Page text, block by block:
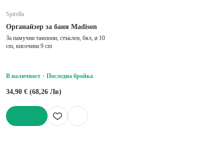
Spirella
Органайзер за баня Madison
За памучни тампони, стъклен, бял, ø 10
cm, височина 9 cm
В наличност Последна бройка
34,90 € (68,26 Лв)